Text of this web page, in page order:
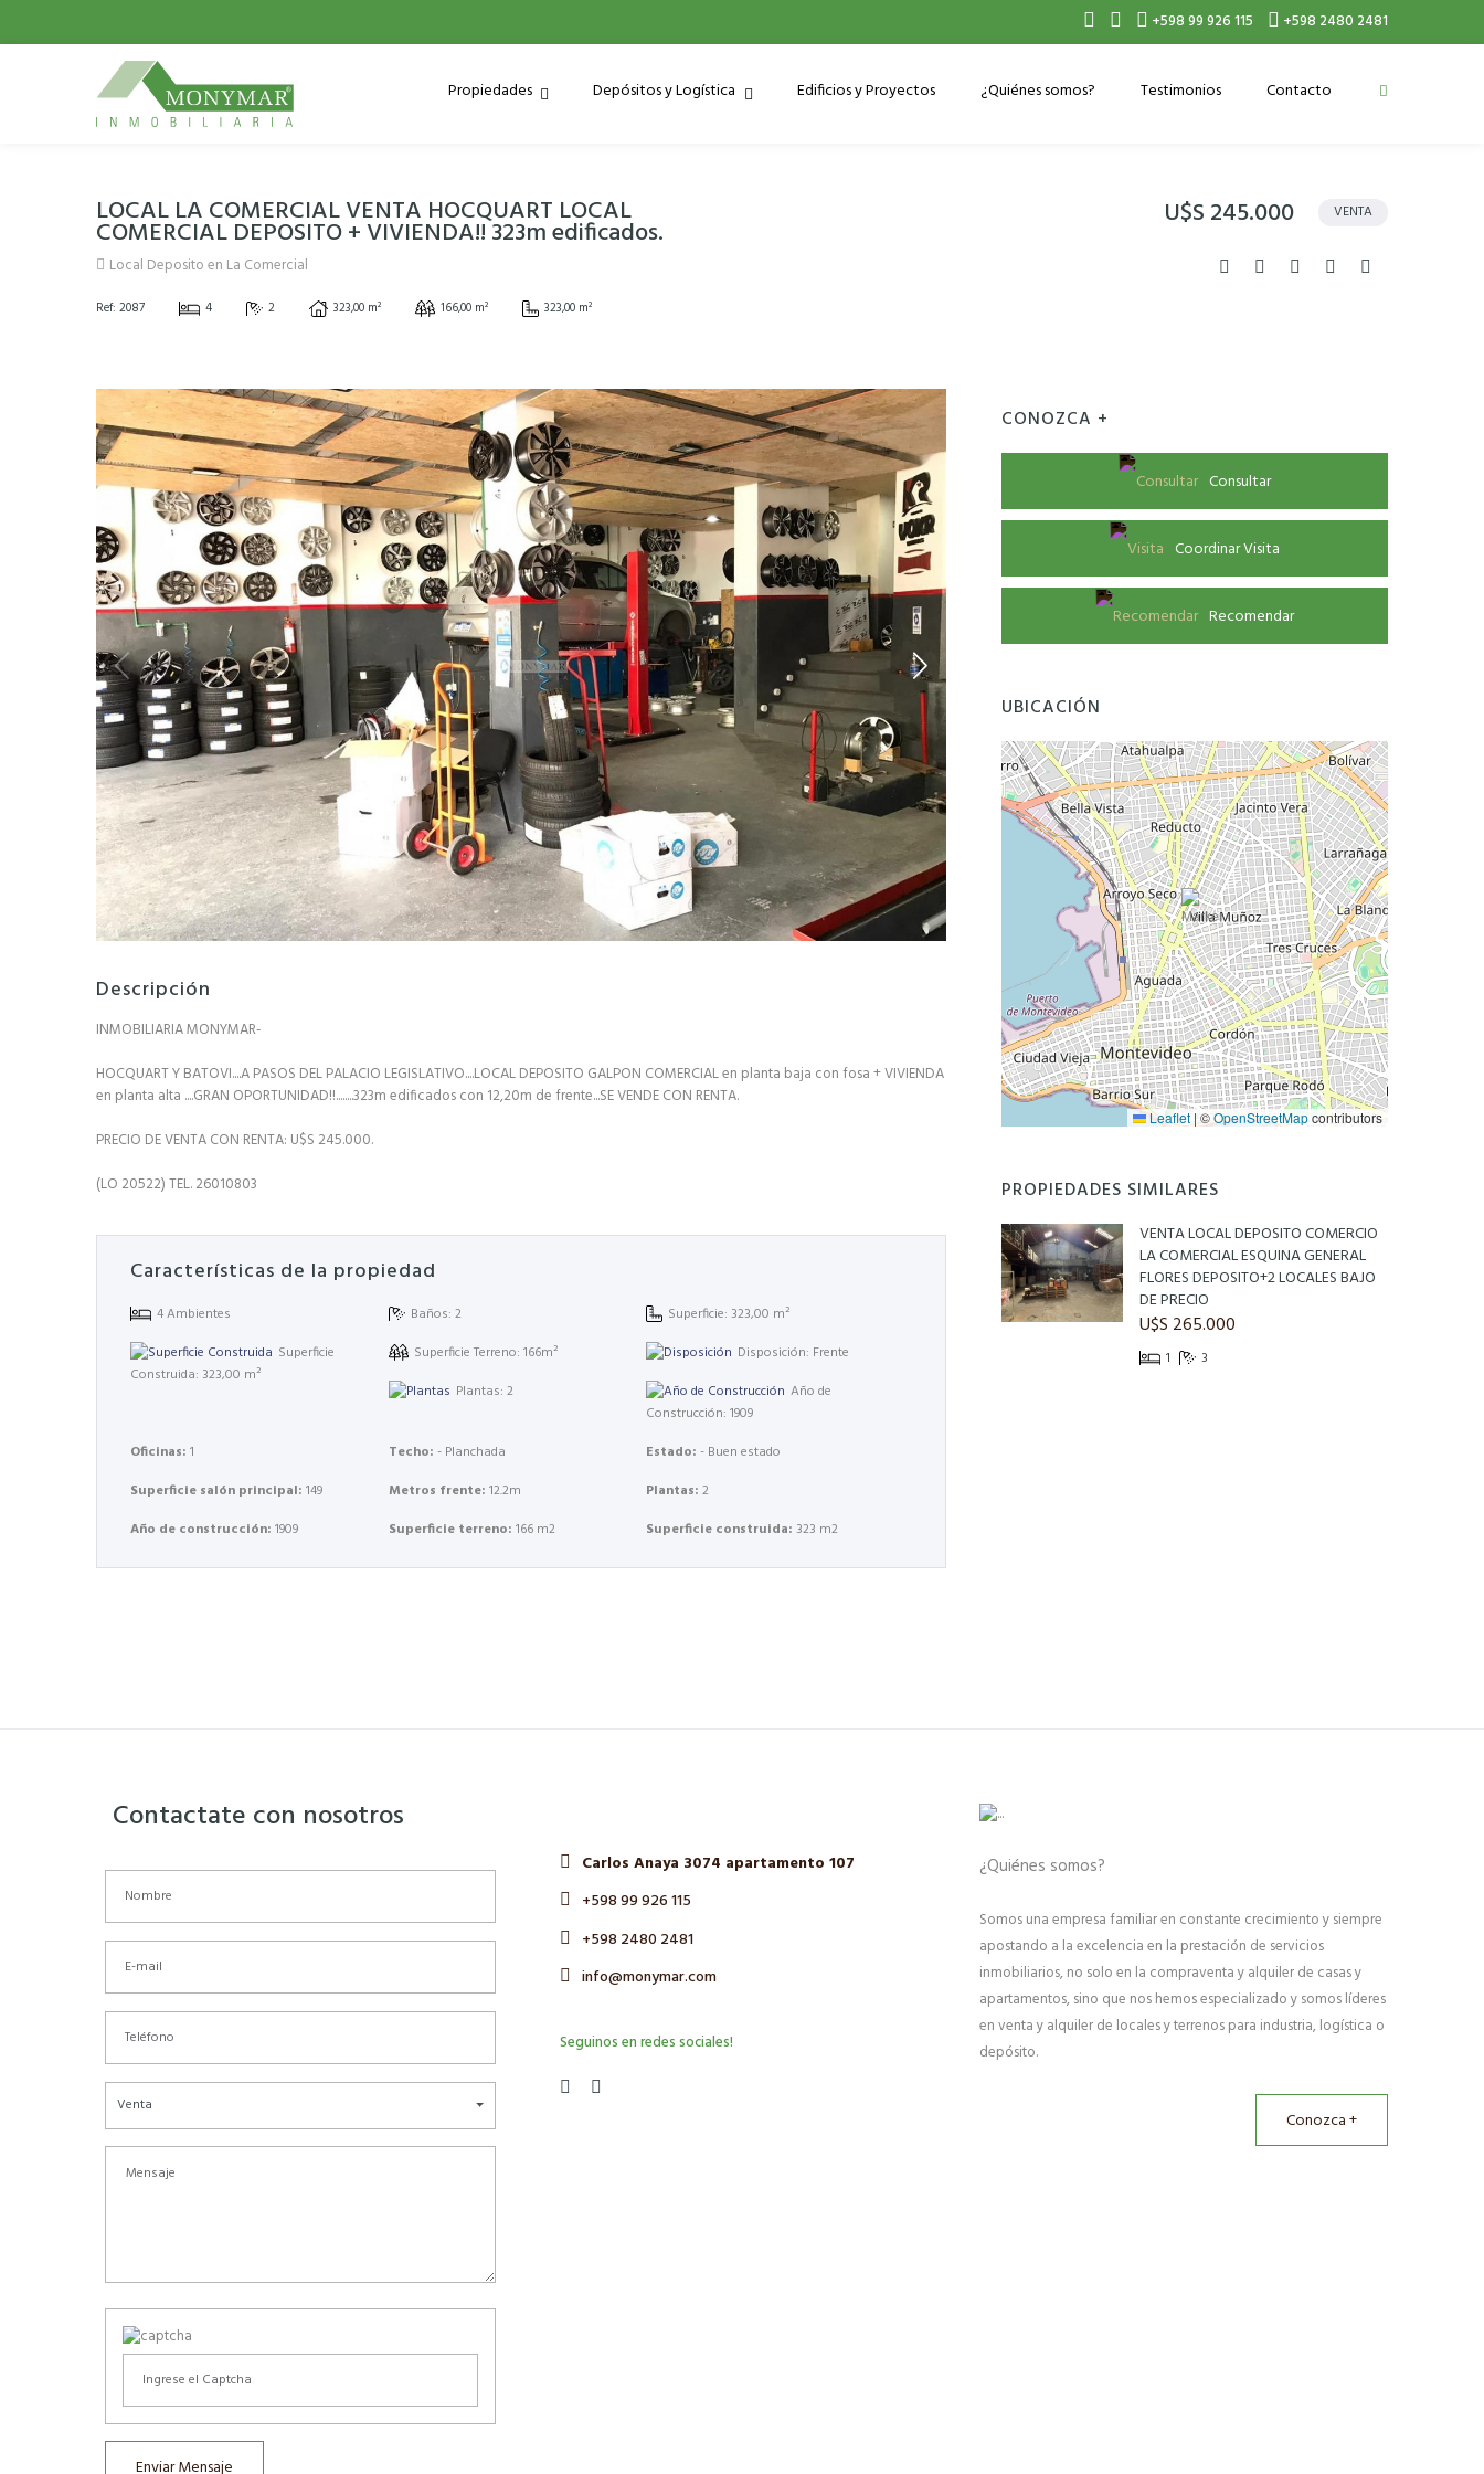
+598 99 926 115 +598 2480 2481
Propiedades Depósitos y Logística Edificios y Proyectos ¿Quiénes somos? Testimonios Contacto
LOCAL LA COMERCIAL VENTA HOCQUART LOCAL
COMERCIAL DEPOSITO + VIVIENDA!! 323m edificados.
Local Deposito en La Comercial
Ref: 2087 4 2 323,00 m² 166,00 m² 323,00 m²
U$S 245.000 VENTA
Descripción
INMOBILIARIA MONYMAR-
HOCQUART Y BATOVI....A PASOS DEL PALACIO LEGISLATIVO....LOCAL DEPOSITO GALPON COMERCIAL en planta baja con fosa + VIVIENDA
en planta alta ....GRAN OPORTUNIDAD!!........323m edificados con 12,20m de frente...SE VENDE CON RENTA.
PRECIO DE VENTA CON RENTA: U$S 245.000.
(LO 20522) TEL. 26010803
Características de la propiedad
4 Ambientes Baños: 2
Superficie: 323,00 m²
Superficie
Construida: 323,00 m²
Superficie Terreno: 166m²
Disposición: Frente
Plantas: 2
Año de
Construcción: 1909
Oficinas: 1 Techo: - Planchada Estado:- Buen estado
Superficie salón principal: 149 Metros frente: 12.2m Plantas:2
Año de construcción: 1909 Superficie terreno: 166 m2 Superficie construida:323 m2
CONOZCA +
Consultar
Coordinar Visita
Recomendar
UBICACIÓN
Leaflet | ©OpenStreetMapcontributors
PROPIEDADES SIMILARES
VENTA LOCAL DEPOSITO COMERCIO
LA COMERCIAL ESQUINA GENERAL
FLORES DEPOSITO+2 LOCALES BAJO
DE PRECIO
U$S 265.000
1 3
Contactate con nosotros
Venta
Enviar Mensaje
Carlos Anaya 3074 apartamento 107
+598 99 926 115
+598 2480 2481
info@monymar.com
Seguinos en redes sociales!
¿Quiénes somos?
Somos una empresa familiar en constante crecimiento y siempre
apostando a la excelencia en la prestación de servicios
inmobiliarios, no solo en la compraventa y alquiler de casas y
apartamentos, sino que nos hemos especializado y somos líderes
en venta y alquiler de locales y terrenos para industria, logística o
depósito.
Conozca +